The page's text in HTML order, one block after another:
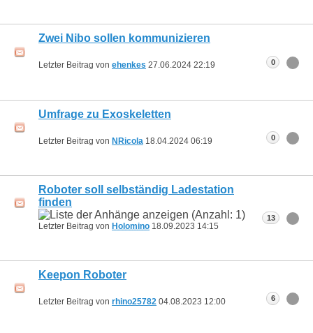
Zwei Nibo sollen kommunizieren
Letzter Beitrag von ehenkes 27.06.2024 22:19 0
Umfrage zu Exoskeletten
Letzter Beitrag von NRicola 18.04.2024 06:19 0
Roboter soll selbständig Ladestation
finden
Letzter Beitrag von Holomino 18.09.2023 14:15
13
Keepon Roboter
Letzter Beitrag von rhino25782 04.08.2023 12:00 6